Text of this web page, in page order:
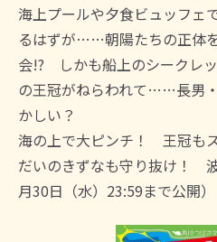
海上プールや夕食ビュッフ
るはずが……朝陽たちの正体
会!? しかも船上のシークレ
の王冠がねらわれて……長男
かしい？
海の上で大ピンチ！ 王冠も
だいのきずなも守り抜け！ 波
月30日（水）23:59まで公開）